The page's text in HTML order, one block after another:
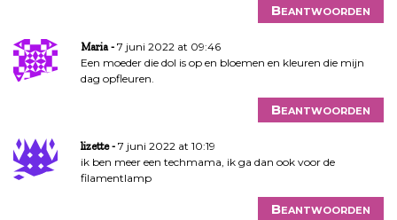
Beantwoorden
Maria
7 juni 2022 at 09:46
Een moeder die dol is op en bloemen en kleuren die mijn
dag opfleuren.
Beantwoorden
lizette
7 juni 2022 at 10:19
ik ben meer een techmama, ik ga dan ook voor de
filamentlamp
Beantwoorden